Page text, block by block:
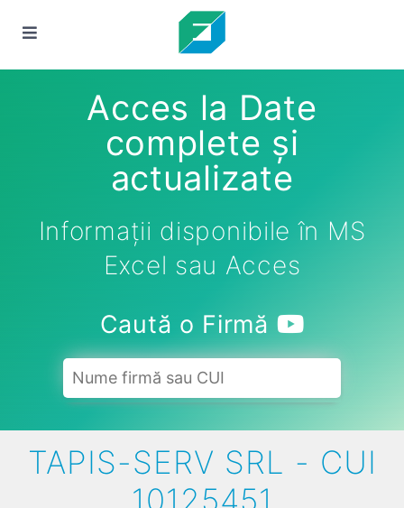
Acces la Date
complete și
actualizate
Informații disponibile în MS
Excel sau Acces
Caută o Firmă
TAPIS-SERV SRL - CUI
10125451